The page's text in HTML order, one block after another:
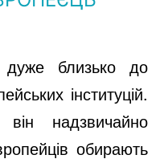
дуже близько до
інституцій.
надзвичайно
обирають